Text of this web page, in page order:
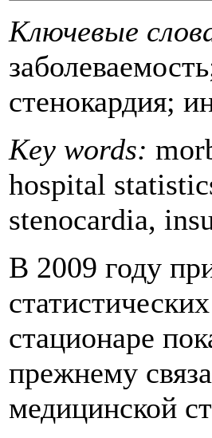
Ключевые
стенокардия;
Key words:
hospital
stenocardia,
В 2009 году
стационаре
прежнему
медицинской